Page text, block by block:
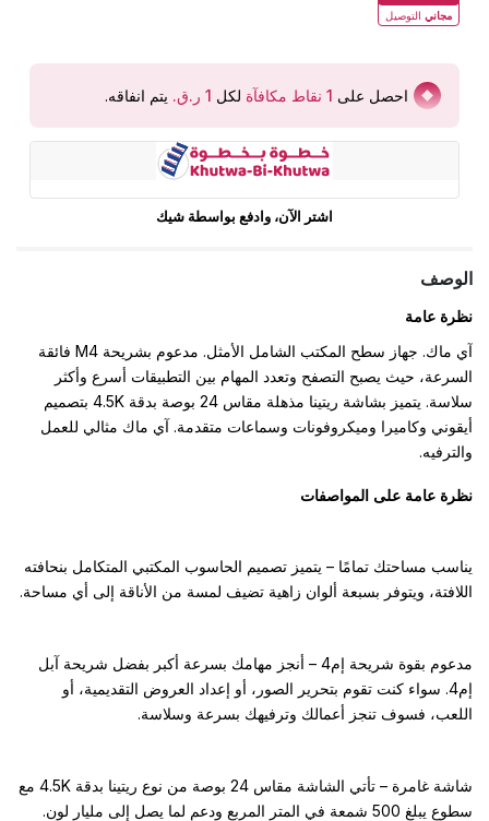
مجاني التوصيل
احصل على 1 نقاط مكافآة لكل يتم انفاقه.
اشتر الآن، وادفع بواسطة شيك
الوصف
نظرة عامة
آي ماك. جهاز سطح المكتب الشامل الأمثل. مدعوم بشريحة M4 فائقة
السرعة، حيث يصبح التصفح وتعدد المهام بين التطبيقات أسرع وأكثر
سلاسة. يتميز بشاشة ريتينا مذهلة مقاس 24 بوصة بدقة 4.5K بتصميم
أيقوني وكاميرا وميكروفونات وسماعات متقدمة. آي ماك مثالي للعمل
والترفيه.
نظرة عامة على المواصفات
يناسب مساحتك تمامًا – يتميز تصميم الحاسوب المكتبي المتكامل بنحافته
اللافتة، ويتوفر بسبعة ألوان زاهية تضيف لمسة من الأناقة إلى أي مساحة.
مدعوم بقوة شريحة إم4 – أنجز مهامك بسرعة أكبر بفضل شريحة آبل
إم4. سواء كنت تقوم بتحرير الصور، أو إعداد العروض التقديمية، أو
اللعب، فسوف تنجز أعمالك وترفيهك بسرعة وسلاسة.
شاشة غامرة – تأتي الشاشة مقاس 24 بوصة من نوع ريتينا بدقة 4.5K مع
سطوع يبلغ ‎500‎ شمعة في المتر المربع ودعم لما يصل إلى مليار لون.